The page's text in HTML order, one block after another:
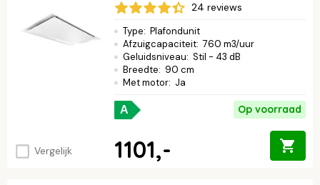
Vergelijk
24 reviews
Type: Plafondunit
Afzuigcapaciteit: 760 m3/uur
Geluidsniveau: Stil - 43 dB
Breedte: 90 cm
Met motor: Ja
A Op voorraad
1101,-